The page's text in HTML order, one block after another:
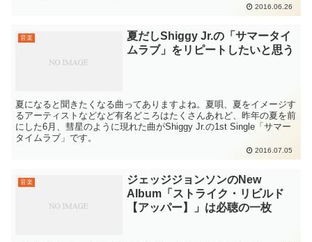
2016.06.26
音楽
夏だしShiggy Jr.の「サマータイ
ムラブ」をリピートしたいと思う
夏になると聞きたくなる曲ってありますよね。夏唄、夏をイメージす
るアーティストなどなど有名どころはたくさんあれど、昨年の夏を前
にした6月、彗星のように現れた曲がShiggy Jr.の1st Single「サマー
タイムラブ」です。
2016.07.05
音楽
ジェッジジョンソンのNew
Album「ストライク・リビルド
【アッパー】」は必聴の一枚